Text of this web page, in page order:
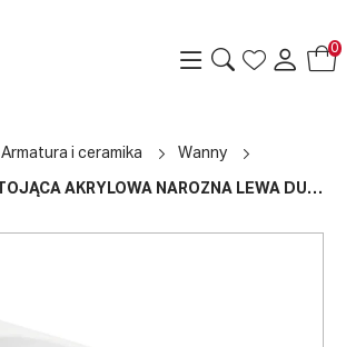
0
Armatura i ceramika
Wanny
WANNA WOLNOSTOJĄCA AKRYLOWA NAROŻNA LEWA DURASENJA 170